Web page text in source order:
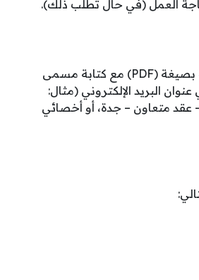
العمل (في حال تطلب ذلك).
تُرسل السيرة الذاتية بصيغة (PDF) مع كتابة مسمى
البريد الإلكتروني (مثال:
عقد متعاون – جدة، أو أخصائي